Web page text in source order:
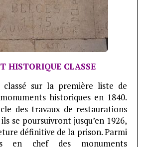
HISTORIQUE CLASSE
classé sur la première liste de
historiques en 1840.
des travaux de restaurations
se poursuivront jusqu’en 1926,
définitive de la prison. Parmi
en chef des monuments